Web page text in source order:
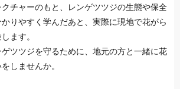
チャーのもと、レンゲツツジの生態や保全
りやすく学んだあと、実際に現地で花がら
ます。
ツツジを守るために、地元の方と一緒に花
しませんか。